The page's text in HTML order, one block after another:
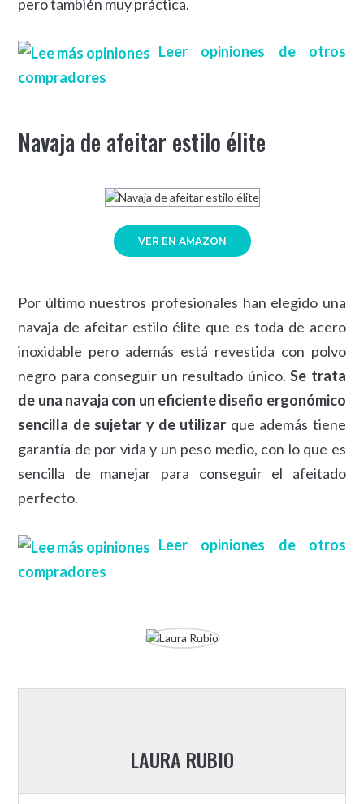
pero también muy práctica.
Leer opiniones de otros
compradores
Navaja de afeitar estilo élite
VER EN AMAZON
Por último nuestros profesionales han elegido una
navaja de afeitar estilo élite que es toda de acero
inoxidable pero además está revestida con polvo
negro para conseguir un resultado único.Se trata
de una navaja con un eficiente diseño ergonómico
sencilla de sujetar y de utilizar que además tiene
garantía de por vida y un peso medio, con lo que es
sencilla de manejar para conseguir el afeitado
perfecto.
Leer opiniones de otros
compradores
LAURA RUBIO